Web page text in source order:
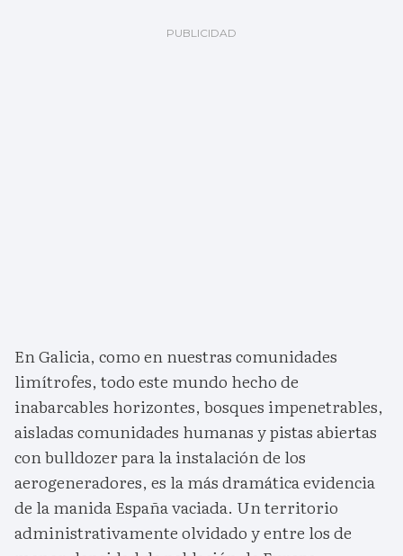
En Galicia, como en nuestras comunidades
limítrofes, todo este mundo hecho de
inabarcables horizontes, bosques impenetrables,
aisladas comunidades humanas y pistas abiertas
con bulldozer para la instalación de los
aerogeneradores, es la más dramática evidencia
de la manida España vaciada. Un territorio
administrativamente olvidado y entre los de